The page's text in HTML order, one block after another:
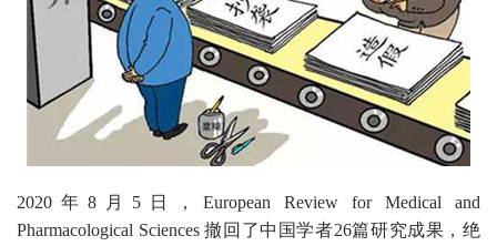
2020年8月5日，European Review for Medical and
Pharmacological Sciences 撤回了中国学者26篇研究成果，绝